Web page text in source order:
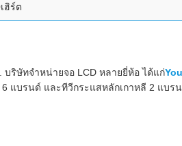
ฮิร์ต
. บริษัทจำหน่ายจอ LCD หลายยี่ห้อ ได้แก่
แบรนด์ และทีวีกระแสหลักเกาหลี 2 แบ